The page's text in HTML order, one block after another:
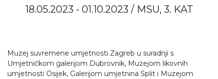
18.05.2023 - 01.10.2023 / MSU, 3. KAT
Muzej suvremene umjetnosti Zagreb u suradnji s
Umjetničkom galerijom Dubrovnik, Muzejom likovnih
umjetnosti Osijek, Galerijom umjetnina Split i Muzejom